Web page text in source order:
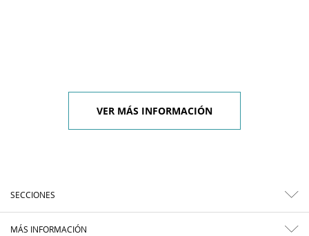
VER MÁS INFORMACIÓN
SECCIONES
MÁS INFORMACIÓN